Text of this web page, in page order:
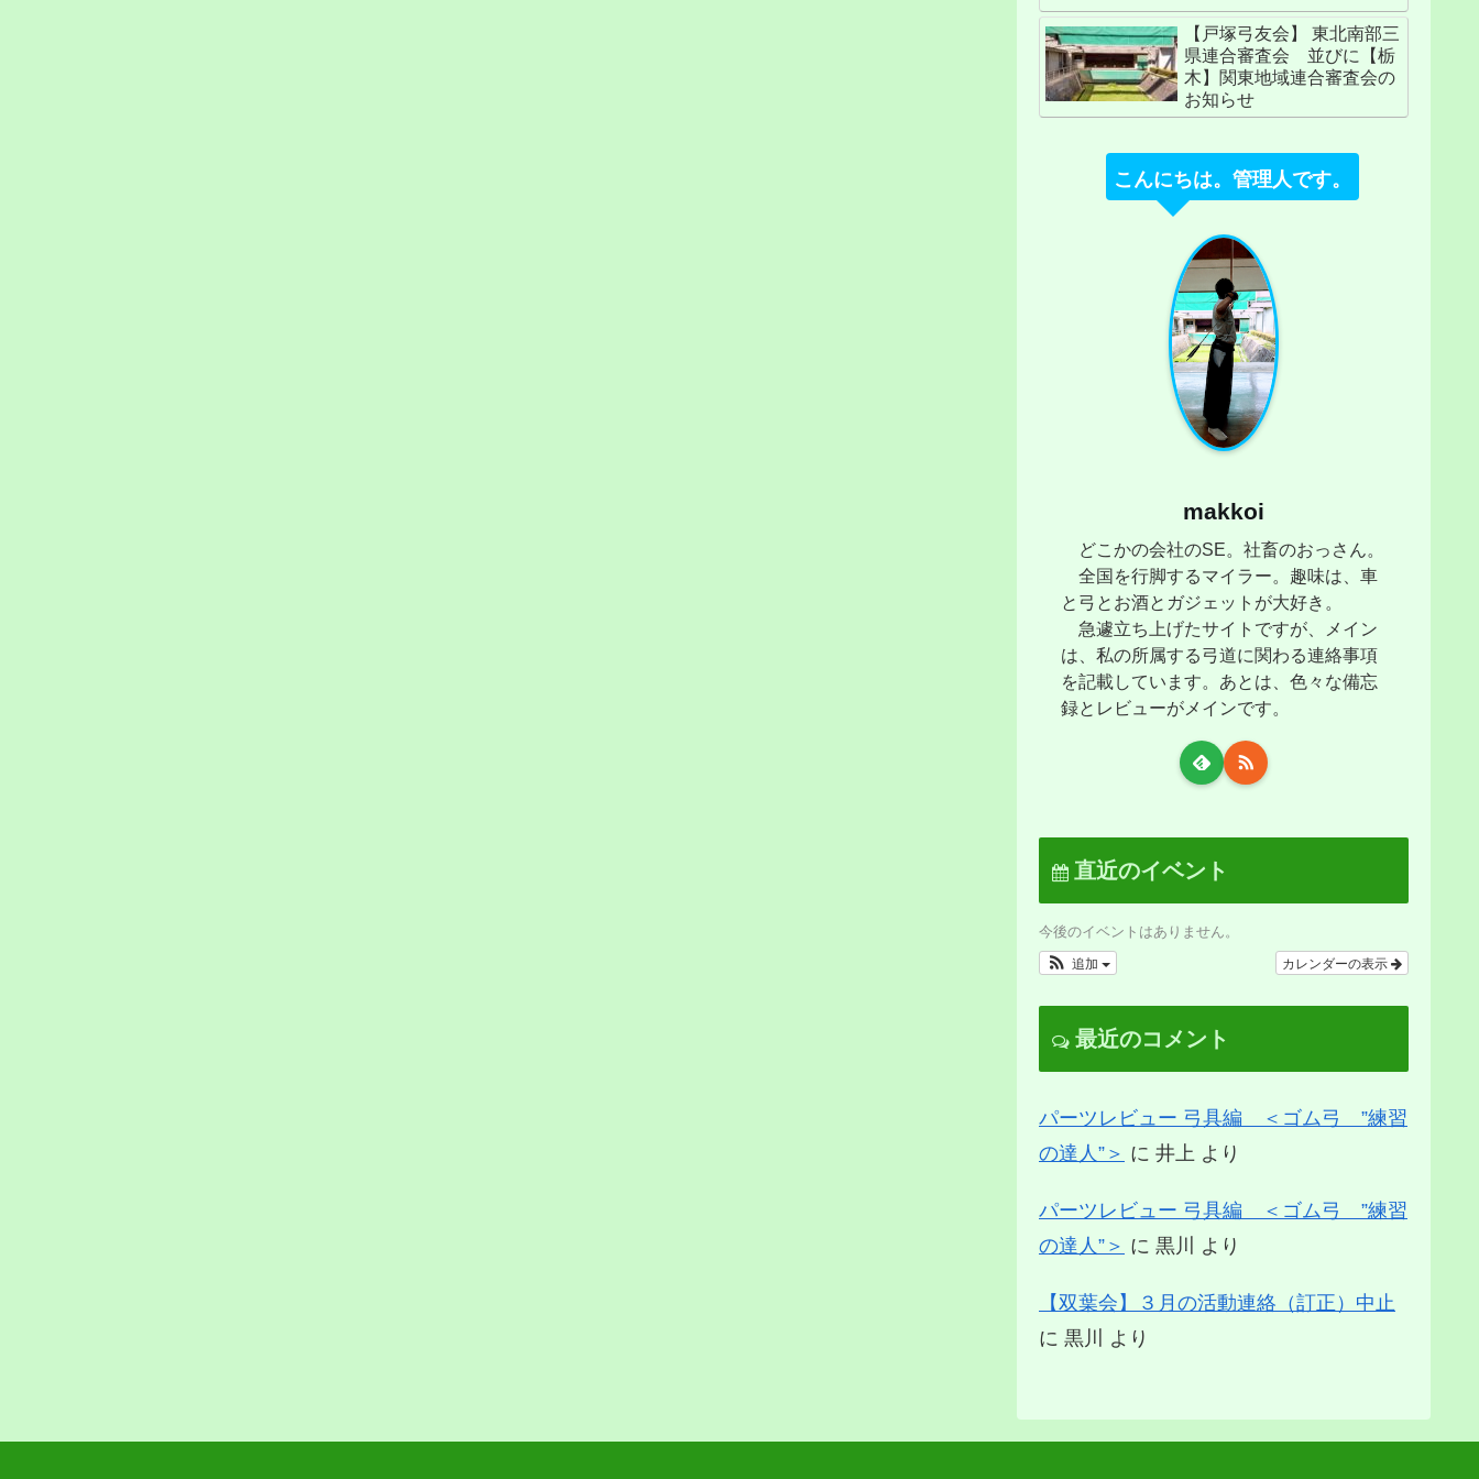
【戸塚弓友会】 東北南部三
県連合審査会 並びに【栃
木】関東地域連合審査会の
お知らせ
こんにちは。管理人です。
makkoi
どこかの会社のSE。社畜のおっさん。
全国を行脚するマイラー。趣味は、車
と弓とお酒とガジェットが大好き。
急遽立ち上げたサイトですが、メイン
は、私の所属する弓道に関わる連絡事項
を記載しています。あとは、色々な備忘
録とレビューがメインです。
直近のイベント
今後のイベントはありません。
カレンダーの表示
追加
最近のコメント
パーツレビュー 弓具編 ＜ゴム弓 ”練習
の達人”＞ に 井上 より
パーツレビュー 弓具編 ＜ゴム弓 ”練習
の達人”＞ に 黒川 より
【双葉会】３月の活動連絡（訂正）中止
に 黒川 より